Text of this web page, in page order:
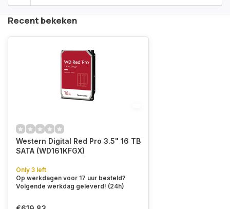
Recent bekeken
Western Digital Red Pro 3.5" 16 TB
SATA (WD161KFGX)
Only 3 left
Op werkdagen voor 17 uur besteld?
Volgende werkdag geleverd! (24h)